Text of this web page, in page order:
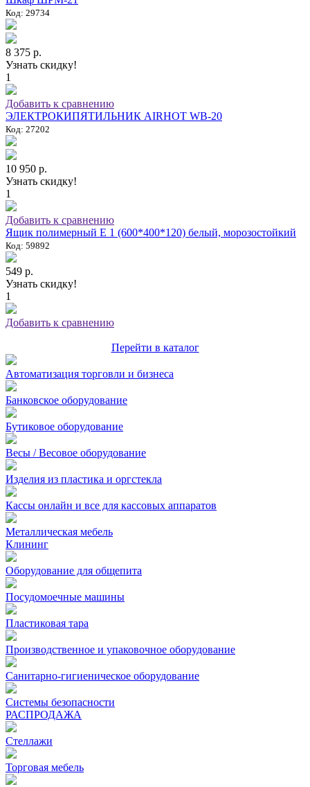
Код: 29734
8 375 р.
Узнать скидку!
1
Добавить к сравнению
ЭЛЕКТРОКИПЯТИЛЬНИК AIRHOT WB-20
Код: 27202
10 950 р.
Узнать скидку!
1
Добавить к сравнению
Ящик полимерный E 1 (600*400*120) белый, морозостойкий
Код: 59892
549 р.
Узнать скидку!
1
Добавить к сравнению
Перейти в каталог
Автоматизация торговли и бизнеса
Банковское оборудование
Бутиковое оборудование
Весы / Весовое оборудование
Изделия из пластика и оргстекла
Кассы онлайн и все для кассовых аппаратов
Металлическая мебель
Клининг
Оборудование для общепита
Посудомоечные машины
Пластиковая тара
Производственное и упаковочное оборудование
Санитарно-гигиеническое оборудование
Системы безопасности
РАСПРОДАЖА
Стеллажи
Торговая мебель